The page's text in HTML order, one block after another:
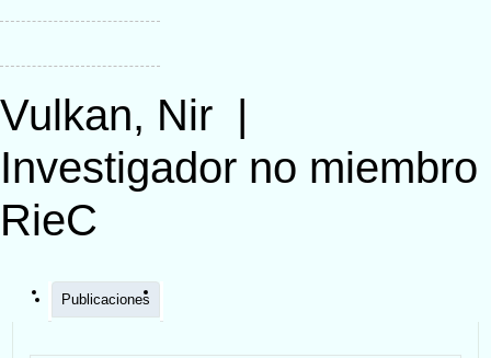
Vulkan, Nir |
Investigador no miembro
RieC
Publicaciones